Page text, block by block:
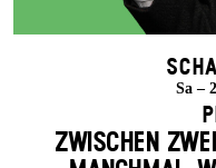
Sa –
ZWISCHEN